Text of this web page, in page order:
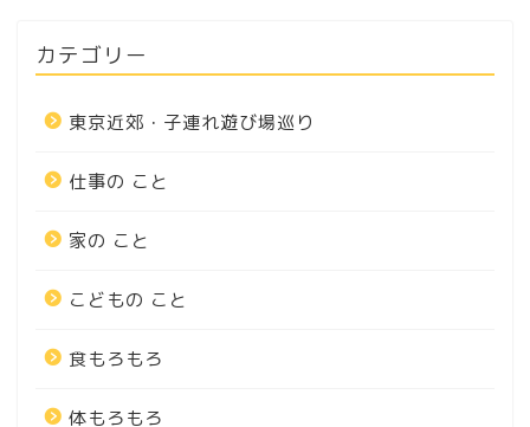
カテゴリー
東京近郊・子連れ遊び場巡り
仕事の こと
家の こと
こどもの こと
食もろもろ
体もろもろ